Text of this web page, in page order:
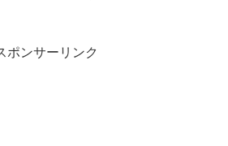
ポンサーリンク